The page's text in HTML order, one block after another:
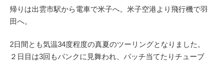
帰りは出雲市駅から電車で米子へ。米子空港より飛行機で羽
田へ。
2日間とも気温34度程度の真夏のツーリングとなりました。
２日目は3回もパンクに見舞われ、パッチ当てたりチューブ